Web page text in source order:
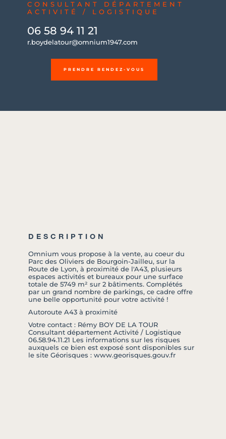
CONSULTANT DÉPARTEMENT
ACTIVITÉ / LOGISTIQUE
06 58 94 11 21
r.boydelatour@omnium1947.com
PRENDRE RENDEZ-VOUS
DESCRIPTION
Omnium vous propose à la vente, au coeur du
Parc des Oliviers de Bourgoin-Jailleu, sur la
Route de Lyon, à proximité de l'A43, plusieurs
espaces activités et bureaux pour une surface
totale de 5749 m² sur 2 bâtiments. Complétés
par un grand nombre de parkings, ce cadre offre
une belle opportunité pour votre activité !
Autoroute A43 à proximité
Votre contact : Rémy BOY DE LA TOUR
Consultant département Activité / Logistique
06.58.94.11.21 Les informations sur les risques
auxquels ce bien est exposé sont disponibles sur
le site Géorisques : www.georisques.gouv.fr